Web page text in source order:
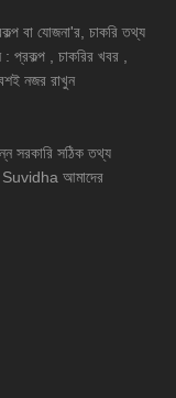
বা যোজনা'র, চাকরি তথ্য
প্রকল্প , চাকরির খবর ,
নজর রাখুন
সরকারি সঠিক তথ্য
Suvidha আমাদের